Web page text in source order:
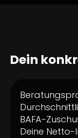
Dein
BAFA-
Deine Netto-